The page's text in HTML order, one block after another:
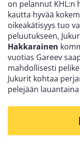
on pelannut KHL:n
kautta hyvää
oikeakätisyys tuo
peluutukseen,
Hakkarainen
vuotias Gareev
mahdollisesti
Jukurit kohtaa
pelejään